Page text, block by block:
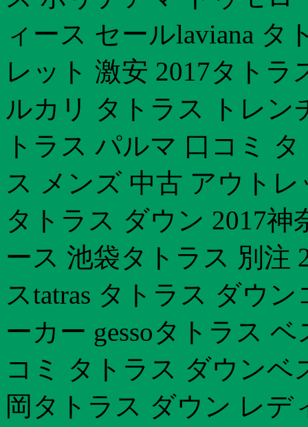
ィース セールlaviana
レット 激安 2017タト
ルカリ タトラス トレン
トラス パルマ 口コミ
ス メンズ 中古 アウト
タトラス ダウン 2017
ース 池袋タトラス 別注
スtatras タトラス ダウ
ーカー gessoタトラス
コミ タトラス ダウンベ
岡タトラス ダウン レデ